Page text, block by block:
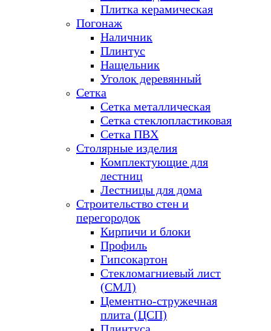
Плитка керамическая
Погонаж
Наличник
Плинтус
Нащельник
Уголок деревянный
Сетка
Сетка металлическая
Сетка стеклопластиковая
Сетка ПВХ
Столярные изделия
Комплектующие для
лестниц
Лестницы для дома
Строительство стен и
перегородок
Кирпичи и блоки
Профиль
Гипсокартон
Стекломагниевый лист
(СМЛ)
Цементно-стружечная
плита (ЦСП)